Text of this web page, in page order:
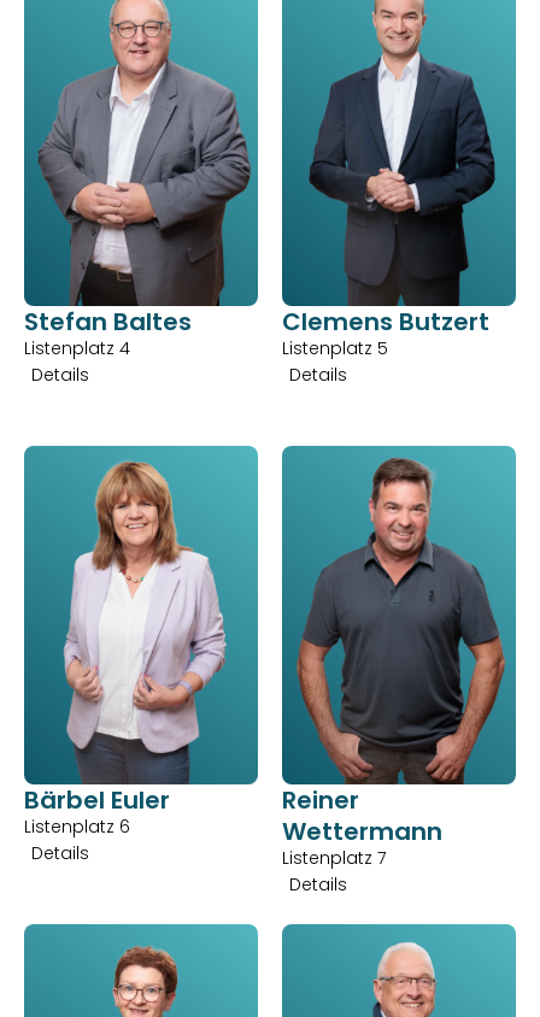
Stefan Baltes
Listenplatz 4
Details
Clemens Butzert
Listenplatz 5
Details
Bärbel Euler
Listenplatz 6
Details
Reiner
Wettermann
Listenplatz 7
Details